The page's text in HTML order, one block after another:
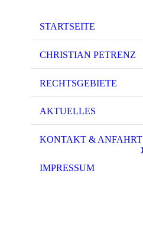
STARTSEITE
CHRISTIAN PETRENZ
RECHTSGEBIETE
AKTUELLES
KONTAKT & ANFAHRT
IMPRESSUM